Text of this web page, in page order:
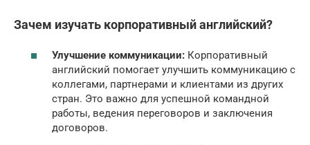
Зачем изучать корпоративный английский?
Улучшение коммуникации: Корпоративный
английский помогает улучшить коммуникацию с
коллегами, партнерами и клиентами из других
стран. Это важно для успешной командной
работы, ведения переговоров и заключения
договоров.